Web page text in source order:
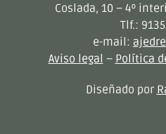
Coslada, 10 – 4º
Tlf.:
e-mail:
Aviso legal – Política
Diseñado por